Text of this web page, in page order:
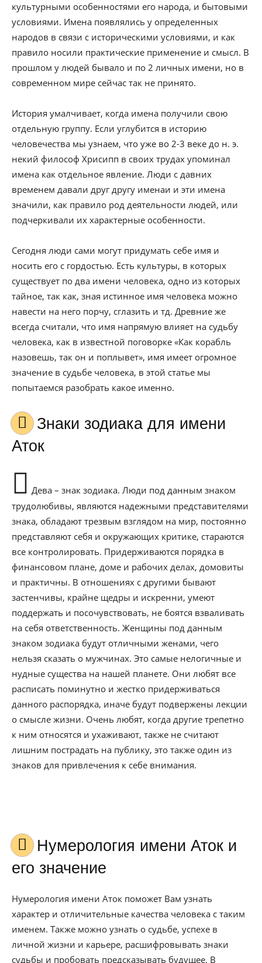
культурными особенностями его народа, и бытовыми
условиями. Имена появлялись у определенных
народов в связи с историческими условиями, и как
правило носили практические применение и смысл. В
прошлом у людей бывало и по 2 личных имени, но в
современном мире сейчас так не принято.
История умалчивает, когда имена получили свою
отдельную группу. Если углубится в историю
человечества мы узнаем, что уже во 2-3 веке до н. э.
некий философ Хрисипп в своих трудах упоминал
имена как отдельное явление. Люди с давних
временем давали друг другу именаи и эти имена
значили, как правило род деятельности людей, или
подчеркивали их характерные особенности.
Сегодня люди сами могут придумать себе имя и
носить его с гордостью. Есть культуры, в которых
существует по два имени человека, одно из которых
тайное, так как, зная истинное имя человека можно
навести на него порчу, сглазить и тд. Древние же
всегда считали, что имя напрямую влияет на судьбу
человека, как в известной поговорке «Как корабль
назовешь, так он и поплывет», имя имеет огромное
значение в судьбе человека, в этой статье мы
попытаемся разобрать какое именно.
Знаки зодиака для имени
Аток
Дева – знак зодиака. Люди под данным знаком
трудолюбивы, являются надежными представителями
знака, обладают трезвым взглядом на мир, постоянно
представляют себя и окружающих критике, стараются
все контролировать. Придерживаются порядка в
финансовом плане, доме и рабочих делах, домовиты
и практичны. В отношениях с другими бывают
застенчивы, крайне щедры и искренни, умеют
поддержать и посочувствовать, не боятся взваливать
на себя ответственность. Женщины под данным
знаком зодиака будут отличными женами, чего
нельзя сказать о мужчинах. Это самые нелогичные и
нудные существа на нашей планете. Они любят все
расписать поминутно и жестко придерживаться
данного распорядка, иначе будут подвержены лекции
о смысле жизни. Очень любят, когда другие трепетно
к ним относятся и ухаживают, также не считают
лишним пострадать на публику, это также один из
знаков для привлечения к себе внимания.
Нумерология имени Аток и
его значение
Нумерология имени Аток поможет Вам узнать
характер и отличительные качества человека с таким
именем. Также можно узнать о судьбе, успехе в
личной жизни и карьере, расшифровывать знаки
судьбы и пробовать предсказывать будущее. В